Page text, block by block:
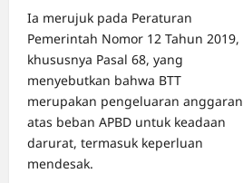
Ia merujuk pada Peraturan
Pemerintah Nomor 12 Tahun 2019,
khususnya Pasal 68, yang
menyebutkan bahwa BTT
merupakan pengeluaran anggaran
atas beban APBD untuk keadaan
darurat, termasuk keperluan
mendesak.